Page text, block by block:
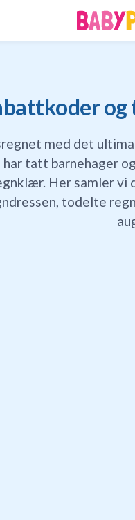
med det
har tatt barnehager
Her samler vi
todelte